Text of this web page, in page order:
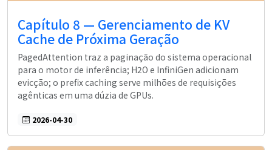
Capítulo 8 — Gerenciamento de KV
Cache de Próxima Geração
PagedAttention traz a paginação do sistema operacional
para o motor de inferência; H2O e InfiniGen adicionam
evicção; o prefix caching serve milhões de requisições
agênticas em uma dúzia de GPUs.
2026-04-30